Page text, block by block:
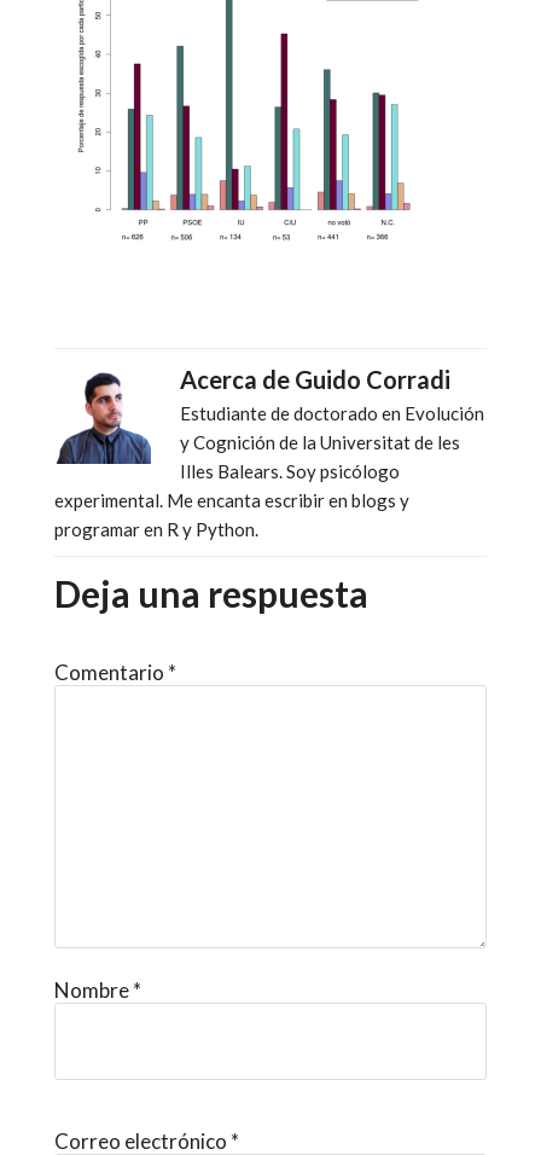
Acerca de Guido Corradi
Estudiante de doctorado en Evolución
y Cognición de la Universitat de les
Illes Balears. Soy psicólogo
experimental. Me encanta escribir en blogs y
programar en R y Python.
Deja una respuesta
Comentario *
Nombre*
Correo electrónico *